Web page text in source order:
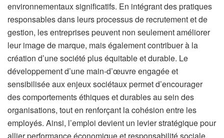
environnementaux significatifs. En intégrant des pratiques
responsables dans leurs processus de recrutement et de
gestion, les entreprises peuvent non seulement améliorer
leur image de marque, mais également contribuer à la
création d’une société plus équitable et durable. Le
développement d’une main-d’œuvre engagée et
sensibilisée aux enjeux sociétaux permet d’encourager
des comportements éthiques et durables au sein des
organisations, tout en renforçant la cohésion entre les
employés. Ainsi, l’emploi devient un levier stratégique pour